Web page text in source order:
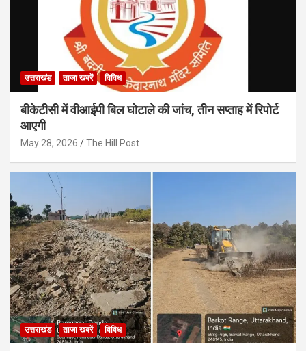
उत्तराखंड ताजा खबरें विविध
बीकेटीसी में वीआईपी बिल घोटाले की जांच, तीन सप्ताह में रिपोर्ट
आएगी
May 28, 2026 The Hill Post
उत्तराखंड ताजा खबरें विविध